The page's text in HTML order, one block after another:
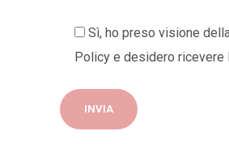
Sì, ho preso visione
Policy e desidero ricevere